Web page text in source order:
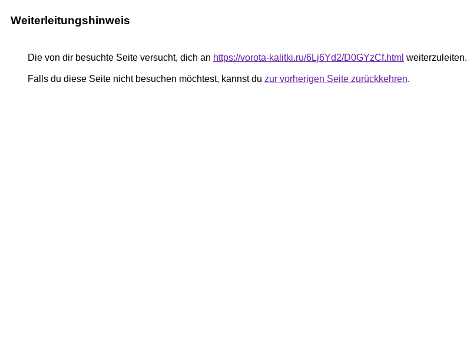
Weiterleitungshinweis
Die von dir besuchte Seite versucht, dich an https://vorota-kalitki.ru/6Lj6Yd2/D0GYzCf.html weiterzuleiten.
Falls du diese Seite nicht besuchen möchtest, kannst du zur vorherigen Seite zurückkehren.